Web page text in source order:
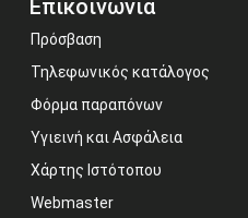
Επικοινωνία
Πρόσβαση
Τηλεφωνικός κατάλογος
Φόρμα παραπόνων
Υγιεινή και Ασφάλεια
Χάρτης Ιστότοπου
Webmaster